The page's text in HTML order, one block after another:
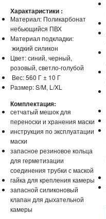
Характаристики :
Материал: Поликарбонат
небьющийся ПВХ
Материал подкладки:
жидкий силикон
Цвет: синий, черный,
розовый, светло-голубой
Вес: 560 Г ± 10 Г
Размер: S/M, L/XL
Комплектация:
сетчатый мешок для
переноски и хранения маски
инструкция по эксплуатации
маски
запасное резиновое кольца
для герметизации
соединения трубки с маской
гайка для крепления камеры
запасной силиконовый
клапан для дыхательной
камеры